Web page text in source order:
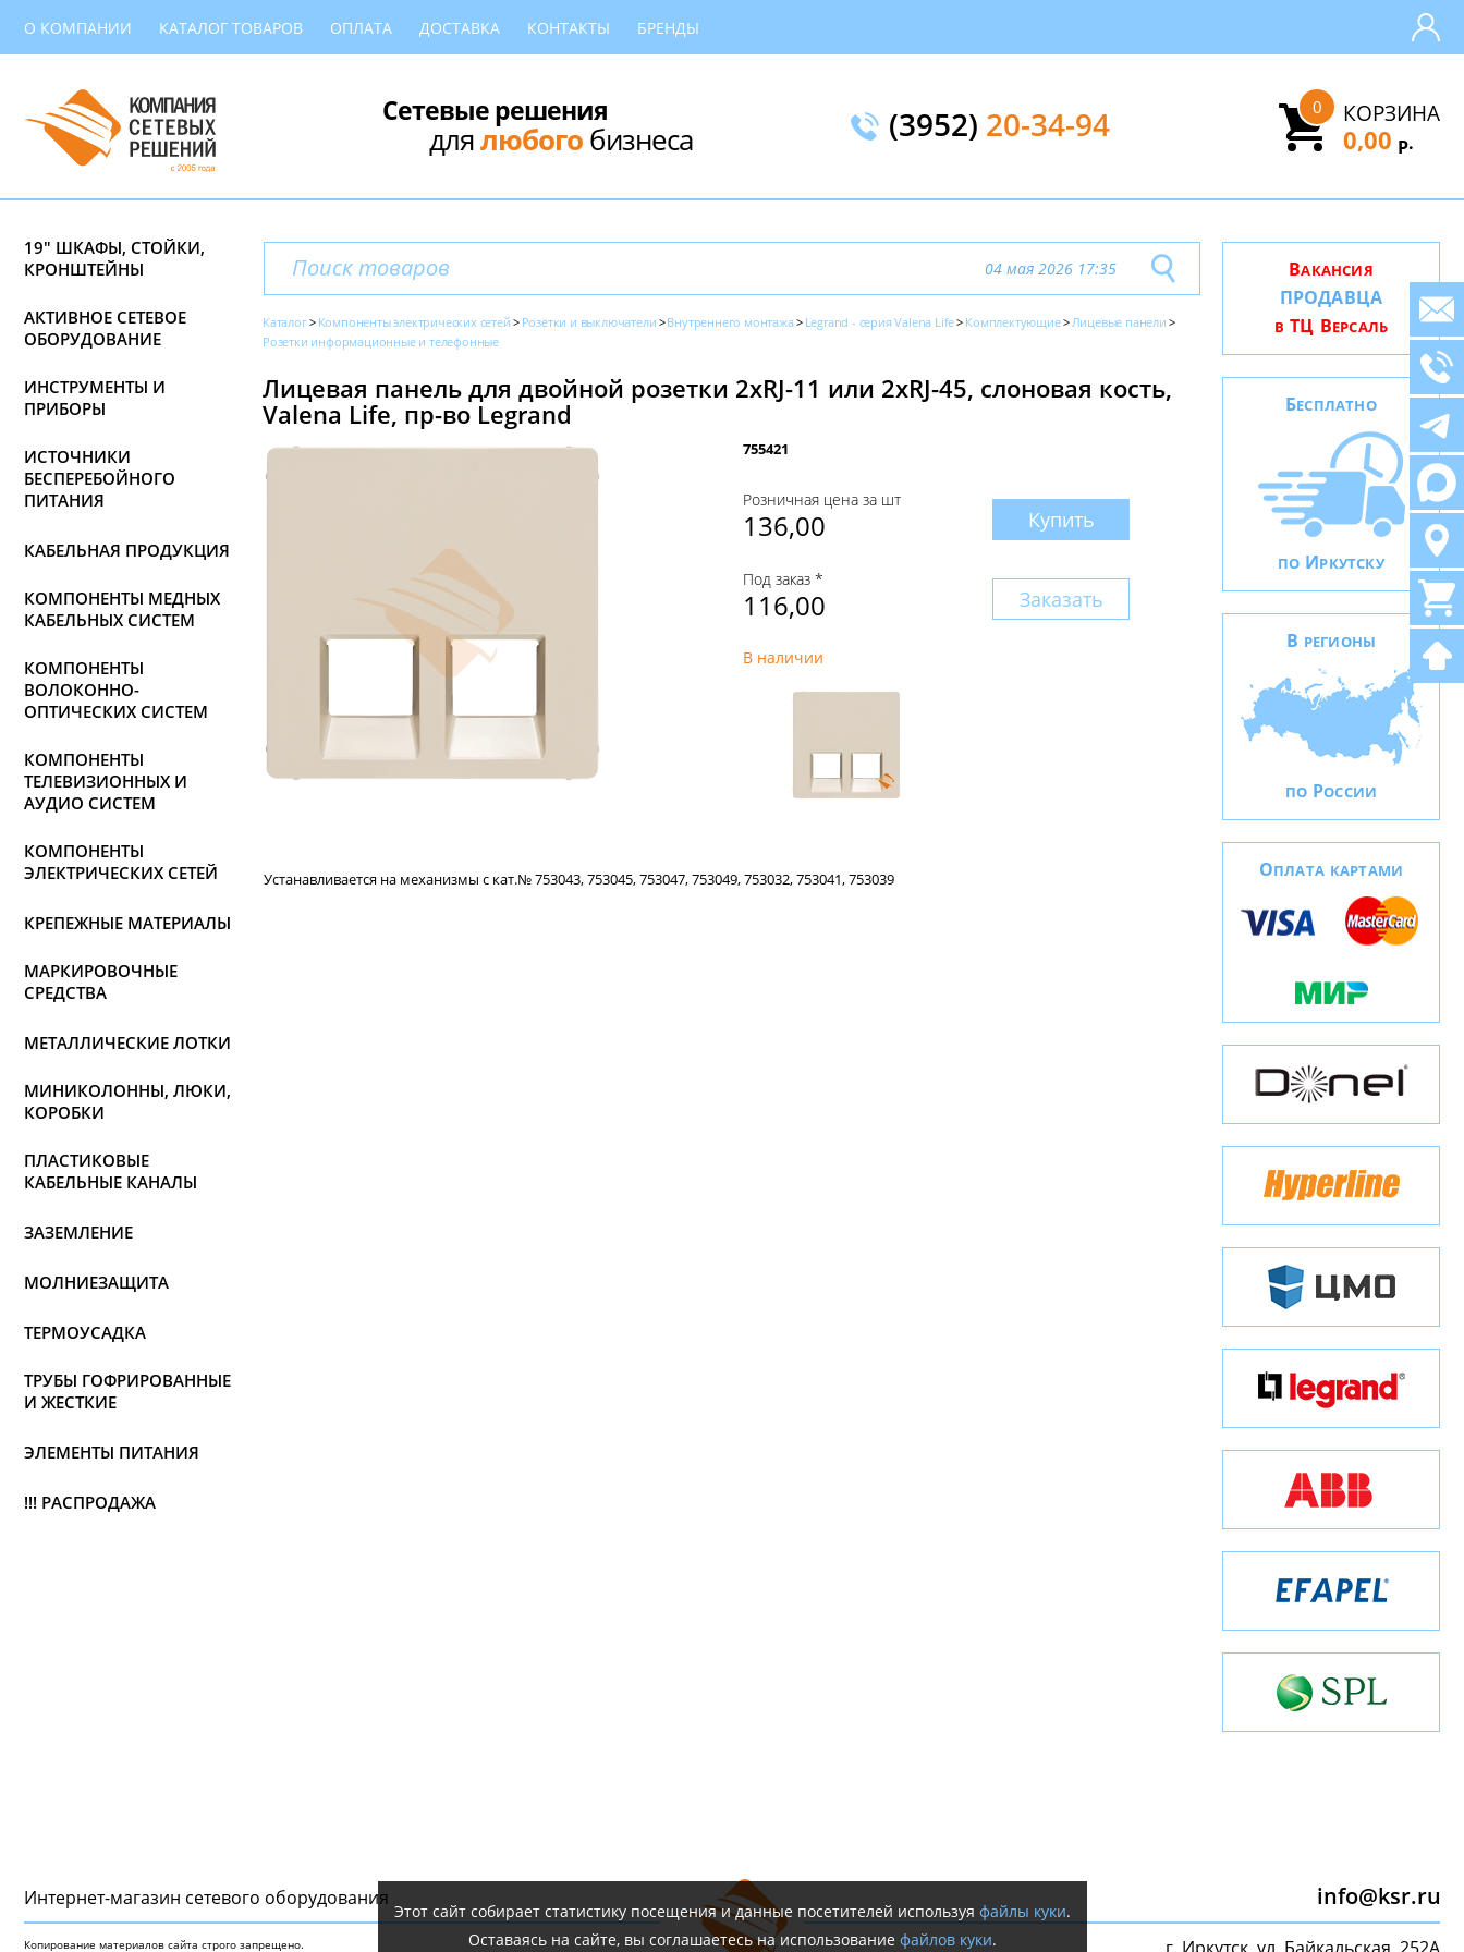
О КОМПАНИИ КАТАЛОГ ТОВАРОВ ОПЛАТА ДОСТАВКА КОНТАКТЫ БРЕНДЫ
Сетевые решения
длялюбогобизнеса (3952) 20-34-94 КОРЗИНА
0
0,00 Р.
19" ШКАФЫ, СТОЙКИ,
КРОНШТЕЙНЫ
АКТИВНОЕ СЕТЕВОЕ
ОБОРУДОВАНИЕ
ИНСТРУМЕНТЫ И
ПРИБОРЫ
ИСТОЧНИКИ
БЕСПЕРЕБОЙНОГО
ПИТАНИЯ
КАБЕЛЬНАЯ ПРОДУКЦИЯ
КОМПОНЕНТЫ МЕДНЫХ
КАБЕЛЬНЫХ СИСТЕМ
КОМПОНЕНТЫ
ВОЛОКОННО-
ОПТИЧЕСКИХ СИСТЕМ
КОМПОНЕНТЫ
ТЕЛЕВИЗИОННЫХ И
АУДИО СИСТЕМ
КОМПОНЕНТЫ
ЭЛЕКТРИЧЕСКИХ СЕТЕЙ
КРЕПЕЖНЫЕ МАТЕРИАЛЫ
МАРКИРОВОЧНЫЕ
СРЕДСТВА
МЕТАЛЛИЧЕСКИЕ ЛОТКИ
МИНИКОЛОННЫ, ЛЮКИ,
КОРОБКИ
ПЛАСТИКОВЫЕ
КАБЕЛЬНЫЕ КАНАЛЫ
ЗАЗЕМЛЕНИЕ
МОЛНИЕЗАЩИТА
ТЕРМОУСАДКА
ТРУБЫ ГОФРИРОВАННЫЕ
И ЖЕСТКИЕ
ЭЛЕМЕНТЫ ПИТАНИЯ
!!! РАСПРОДАЖА
04 мая 2026 17:35
Каталог Компоненты электрических сетей Розетки и выключатели Внутреннего монтажа Legrand - серия Valena Life Комплектующие
Лицевые панели
Розетки информационные и телефонные
Лицевая панель для двойной розетки 2хRJ-11 или 2хRJ-45, слоновая кость,
Valena Life, пр-во Legrand
755421
Розничная цена за шт
136,00 Купить
Под заказ *
116,00 Заказать
В наличии
Устанавливается на механизмы с кат.№ 753043, 753045, 753047, 753049, 753032, 753041, 753039
ВАКАНСИЯ
ПРОДАВЦА
В ТЦ ВЕРСАЛЬ
БЕСПЛАТНО
ПО ИРКУТСКУ
В РЕГИОНЫ
ПО РОССИИ
ОПЛАТА КАРТАМИ
Интернет-магазин сетeвого оборудования
Копирование материалов сайта строго запрещено.
info@ksr.ru
Этот сайт собирает статистику посещения и данные посетителей используя файлы куки.
Оставаясь на сайте, вы соглашаетесь на использование файлов куки.